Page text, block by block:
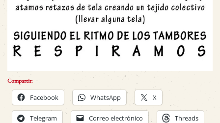
Compartir:
Facebook WhatsApp X
Telegram Correo electrónico Threads